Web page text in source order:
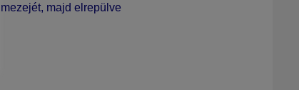
majd elrepülve